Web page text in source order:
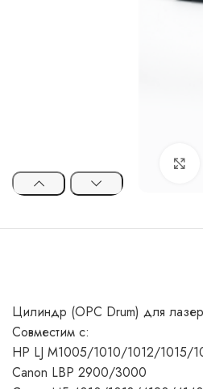
Цилиндр (OPC Drum) для
Совместим с:
HP LJ M1005/1010/1012/
Canon LBP 2900/3000